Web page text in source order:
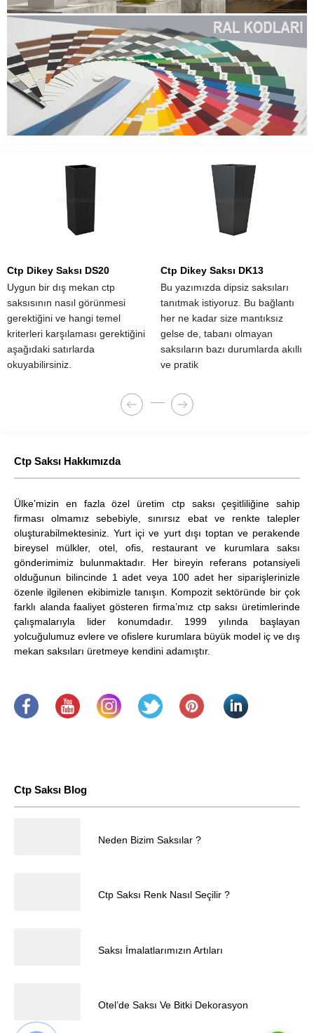
Ctp Dikey Saksı DS20
Uygun bir dış mekan ctp
saksısının nasıl görünmesi
gerektiğini ve hangi temel
kriterleri karşılaması gerektiğini
aşağıdaki satırlarda
okuyabilirsiniz.
Ctp Dikey Saksı DK13
Bu yazımızda dipsiz saksıları
tanıtmak istiyoruz. Bu bağlantı
her ne kadar size mantıksız
gelse de, tabanı olmayan
saksıların bazı durumlarda akıllı
ve pratik
Ctp Saksı Hakkımızda
Ülke’mizin en fazla özel üretim ctp saksı çeşitliliğine sahip
firması olmamız sebebiyle, sınırsız ebat ve renkte talepler
oluşturabilmektesiniz. Yurt içi ve yurt dışı toptan ve perakende
bireysel mülkler, otel, ofis, restaurant ve kurumlara saksı
gönderimimiz bulunmaktadır. Her bireyin referans potansiyeli
olduğunun bilincinde 1 adet veya 100 adet her siparişlerinizle
özenle ilgilenen ekibimizle tanışın. Kompozit sektöründe bir çok
farklı alanda faaliyet gösteren firma’mız ctp saksı üretimlerinde
çalışmalarıyla lider konumdadır. 1999 yılında başlayan
yolcuğulumuz evlere ve ofislere kurumlara büyük model iç ve dış
mekan saksıları üretmeye kendini adamıştır.
Ctp Saksı Blog
Neden Bizim Saksılar ?
Ctp Saksı Renk Nasıl Seçilir ?
Saksı İmalatlarımızın Artıları
Otel’de Saksı Ve Bitki Dekorasyon
Müşteri Temsilcisi